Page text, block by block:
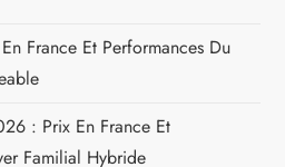
France Et Performances Du
: Prix En France Et
Familial Hybride